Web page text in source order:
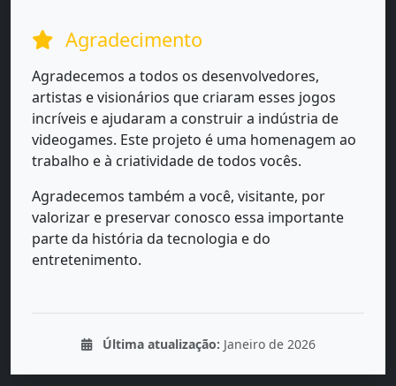
Agradecimento
Agradecemos a todos os desenvolvedores,
artistas e visionários que criaram esses jogos
incríveis e ajudaram a construir a indústria de
videogames. Este projeto é uma homenagem ao
trabalho e à criatividade de todos vocês.
Agradecemos também a você, visitante, por
valorizar e preservar conosco essa importante
parte da história da tecnologia e do
entretenimento.
Última atualização: Janeiro de 2026